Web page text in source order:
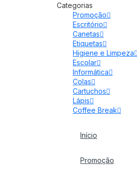
Categorias
Promoção
Escritório
Canetas
Etiquetas
Higiene e Limpeza
Escolar
Informática
Colas
Cartuchos
Lápis
Coffee Break
Início
Promoção